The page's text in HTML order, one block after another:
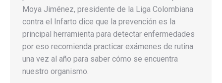
Moya Jiménez, presidente de la Liga Colombiana
contra el Infarto dice que la prevención es la
principal herramienta para detectar enfermedades
por eso recomienda practicar exámenes de rutina
una vez al año para saber cómo se encuentra
nuestro organismo.